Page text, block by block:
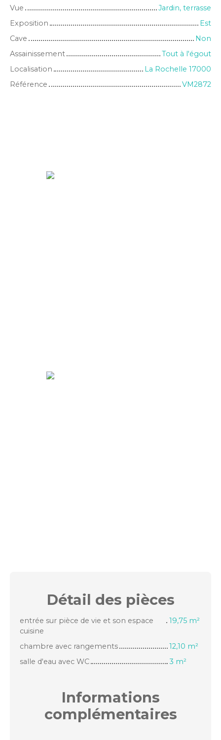
Vue
Jardin, terrasse
Exposition
Est
Cave
Non
Assainissement
Tout à l'égout
Localisation
La Rochelle 17000
Référence
VM2872
Détail des pièces
entrée sur pièce de vie et son espace
cuisine
19,75 m²
chambre avec rangements
12,10 m²
salle d'eau avec WC
3 m²
Informations
complémentaires